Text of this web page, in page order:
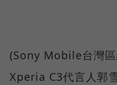
(Sony Mobile台灣
Xperia C3代言人郭